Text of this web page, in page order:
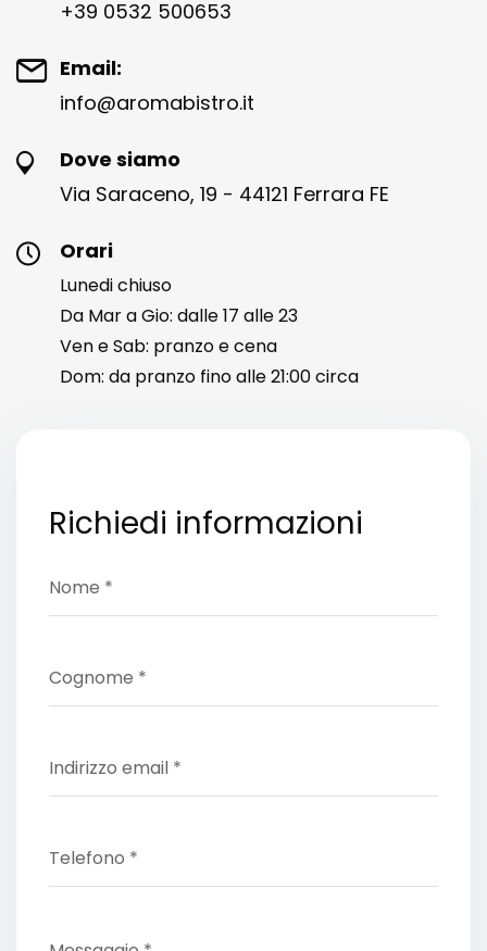
+39 0532 500653
Email:
info@aromabistro.it
Dove siamo
Via Saraceno, 19 - 44121 Ferrara FE
Orari
Lunedi chiuso
Da Mar a Gio: dalle 17 alle 23
Ven e Sab: pranzo e cena
Dom: da pranzo fino alle 21:00 circa
Richiedi informazioni